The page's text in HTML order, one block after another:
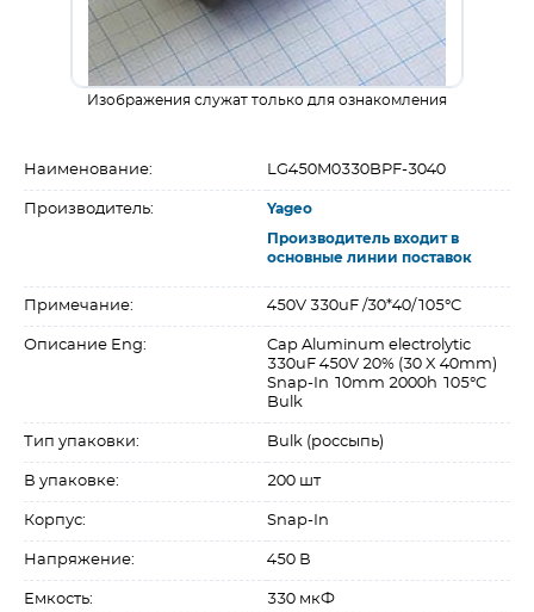
Изображения служат только для ознакомления
Наименование: LG450M0330BPF-3040
Производитель: Yageo
Производитель входит в
основные линии поставок
Примечание: 450V 330uF /30*40/105°C
Описание Eng:
Cap Aluminum electrolytic
330uF 450V 20% (30 X 40mm)
Snap-In 10mm 2000h 105°C
Bulk
Тип упаковки: Bulk (россыпь)
В упаковке: 200 шт
Корпус: Snap-In
Напряжение: 450 В
Емкость: 330 мкФ